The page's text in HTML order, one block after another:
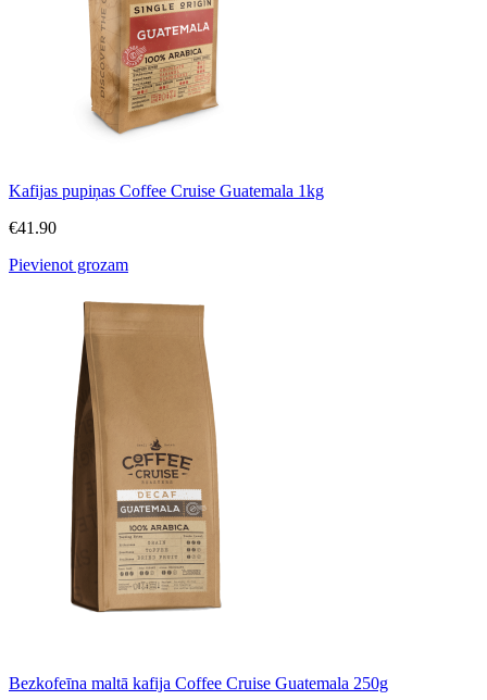
Kafijas pupiņas Coffee Cruise Guatemala 1kg
€41.90
Pievienot grozam
Bezkofeīna maltā kafija Coffee Cruise Guatemala 250g